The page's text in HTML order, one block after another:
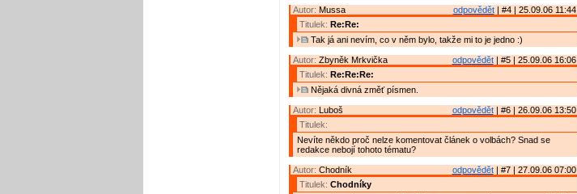
odpovědět| #4 | 25.09.06 11:44
Autor: Mussa
Titulek: Re:Re:
Tak já ani nevím, co v něm bylo, takže mi to je jedno :)
odpovědět| #5 | 25.09.06 16:06
Autor: Zbyněk Mrkvička
Titulek: Re:Re:Re:
Nějaká divná změť písmen.
odpovědět| #6 | 26.09.06 13:50
Autor: Luboš
Titulek:
Nevíte někdo proč nelze komentovat článek o volbách? Snad se
redakce nebojí tohoto tématu?
odpovědět| #7 | 27.09.06 07:00
Autor: Chodník
Titulek: Chodníky